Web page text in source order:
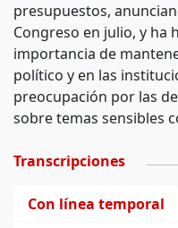
presupuestos,
Congreso en julio, y ha
importancia de
político y en las
preocupación por las
sobre temas sensibles
Transcripciones
Con línea temporal